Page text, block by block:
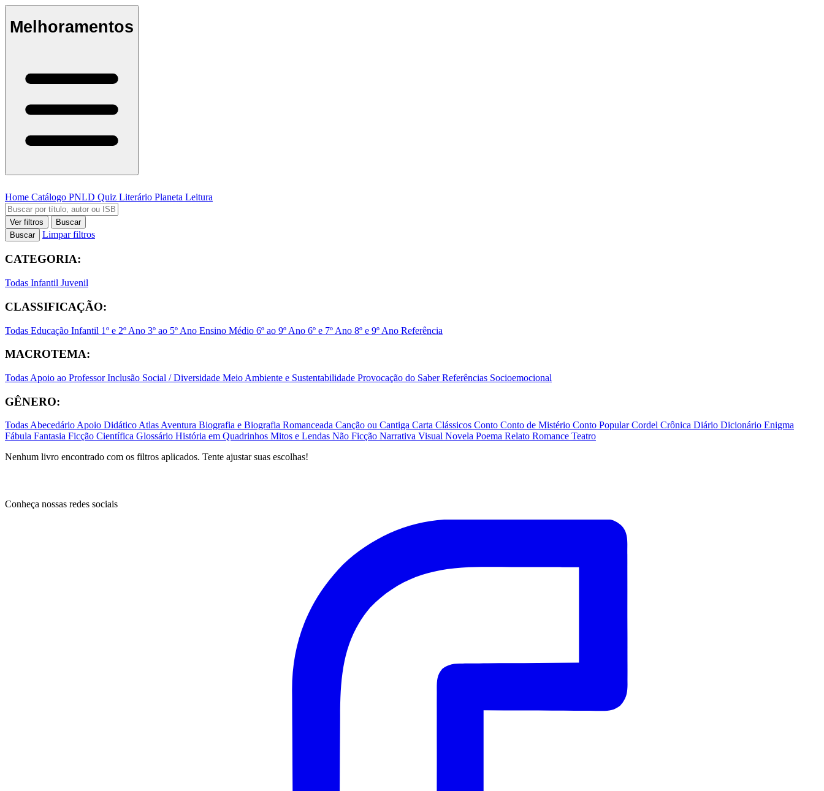
Melhoramentos
Home Catálogo PNLD Quiz Literário Planeta Leitura
Ver filtros
Buscar
Buscar
Limpar filtros
CATEGORIA:
Todas Infantil Juvenil
CLASSIFICAÇÃO:
Todas Educação Infantil 1º e 2º Ano 3º ao 5º Ano Ensino Médio 6º ao 9º Ano 6º e 7º Ano 8º e 9º Ano Referência
MACROTEMA:
Todas Apoio ao ProfessorInclusão Social / Diversidade Meio Ambiente e Sustentabilidade Provocação do SaberReferências Socioemocional
GÊNERO:
TodasAbecedárioApoio DidáticoAtlasAventura Biografia e Biografia Romanceada Canção ou Cantiga Carta Clássicos Conto Conto de Mistério Conto PopularCordel Crônica Diário Dicionário Enigma
Fábula Fantasia Ficção Científica Glossário História em Quadrinhos Mitos e Lendas Não Ficção Narrativa Visual Novela Poema Relato Romance Teatro
Nenhum livro encontrado com os filtros aplicados. Tente ajustar suas escolhas!
Conheça nossas redes sociais